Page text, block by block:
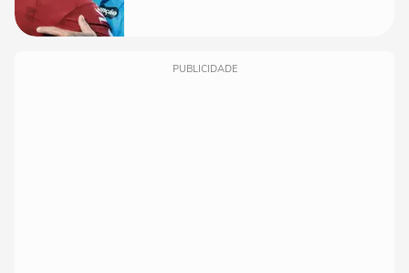
PUBLICIDADE